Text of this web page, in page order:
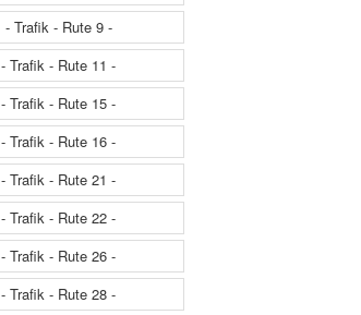
- Trafik - Rute 9 -
- Trafik - Rute 11 -
- Trafik - Rute 15 -
- Trafik - Rute 16 -
- Trafik - Rute 21 -
- Trafik - Rute 22 -
- Trafik - Rute 26 -
- Trafik - Rute 28 -